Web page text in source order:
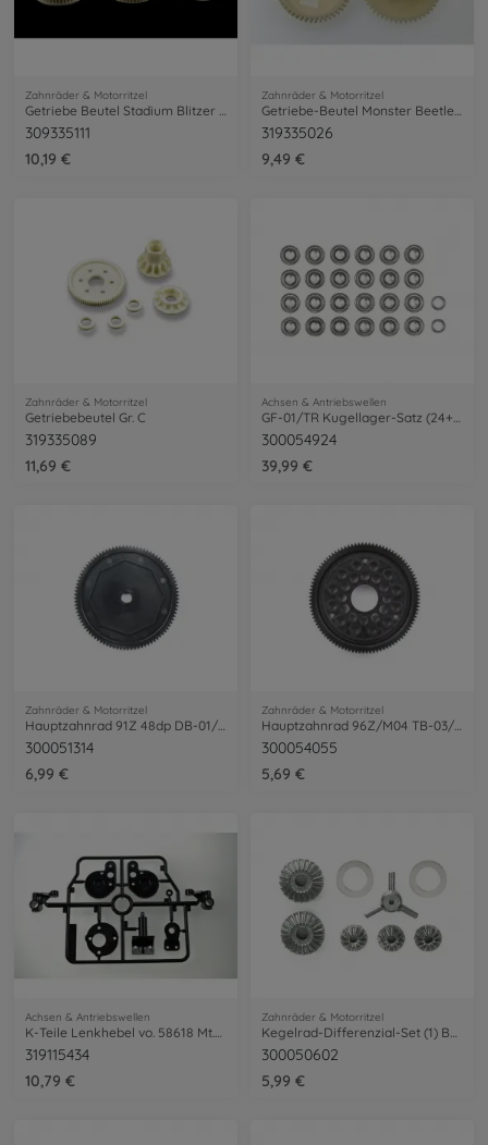
Zahnräder & Motorritzel
309335111
10,19 €
Zahnräder & Motorritzel
319335026
9,49 €
Zahnräder & Motorritzel
Getriebebeutel Gr. C
319335089
11,69 €
Achsen & Antriebswellen
GF-01/TR Kugellager-Satz (24+2)
300054924
39,99 €
Zahnräder & Motorritzel
300051314
6,99 €
Zahnräder & Motorritzel
300054055
5,69 €
Achsen & Antriebswellen
K-Teile Lenkhebel vo. 58618 Mt.Beetle
319115434
10,79 €
Zahnräder & Motorritzel
Kegelrad-Differenzial-Set (1) Baukasten
300050602
5,99 €